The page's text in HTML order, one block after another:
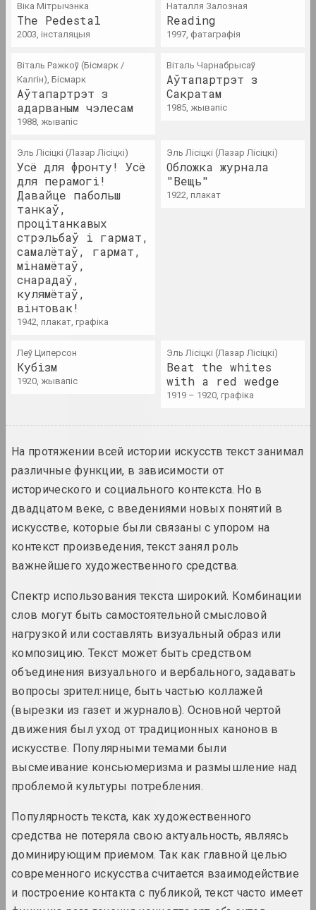
1948 год
вынікі года
1952 год
вынікі года
1954 год
вынікі года
1958 год
вынікі года
1960-е годы
вынікі дзесяцігоддзя
вынікі года
1962 год
1963 год
вынікі года
1965 год
вынікі года
1966 год
вынікі года
1967 год
вынікі года
вынікі года
1969 год
вынікі года
Вiка Мiтрычэнка
The Pedestal
2003, інсталяцыя
Наталля Залозная
Reading
1997, фатаграфія
Віталь Ражкоў (Бісмарк /
Калгін), Бісмарк
Аўтапартрэт з
адарваным чэлесам
1988, жывапіс
Віталь Чарнабрысаў
Аўтапартрэт з
Сакратам
1985, жывапіс
Эль Лісіцкі (Лазар Лісіцкі)
Усё для фронту! Усё
для перамогі!
Давайце пабольш
танкаў,
процітанкавых
стрэльбаў і гармат,
самалётаў, гармат,
мінамётаў,
снарадаў,
кулямётаў,
вінтовак!
1942, плакат, графіка
Эль Лісіцкі (Лазар Лісіцкі)
Обложка журнала
"Вещь"
1922, плакат
Леў Циперсон
Кубізм
1920, жывапіс
Эль Лісіцкі (Лазар Лісіцкі)
Beat the whites
with a red wedge
1919 – 1920, графіка
На протяжении всей истории искусств текст занимал
различные функции, в зависимости от
исторического и социального контекста. Но в
двадцатом веке, с введениями новых понятий в
искусстве, которые были связаны с упором на
контекст произведения, текст занял роль
важнейшего художественного средства.
Спектр использования текста широкий. Комбинации
слов могут быть самостоятельной смысловой
нагрузкой или составлять визуальный образ или
композицию. Текст может быть средством
объединения визуального и вербального, задавать
вопросы зрител:нице, быть частью коллажей
(вырезки из газет и журналов). Основной чертой
движения был уход от традиционных канонов в
искусстве. Популярными темами были
высмеивание консьюмеризма и размышление над
проблемой культуры потребления.
Популярность текста, как художественного
средства не потеряла свою актуальность, являясь
доминирующим приемом. Так как главной целью
современного искусства считается взаимодействие
и построение контакта с публикой, текст часто имеет